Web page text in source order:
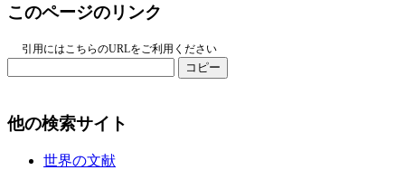
このページのリンク
引用にはこちらのURLをご利用ください
コピー
他の検索サイト
世界の文献